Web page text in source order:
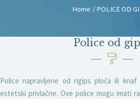
Home POLICE OD
MOLERSKE TEHNIKE
CENE
MAŠINSKO KREČENJE
064/295-7518
Police od
Police napravljene od rigips ploča ili
estetski privlačne. Ove police mogu imati